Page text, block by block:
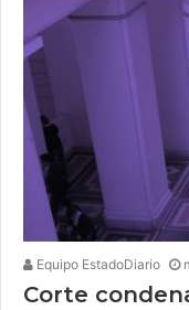
Equipo EstadoDiario
Corte